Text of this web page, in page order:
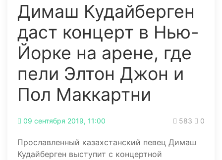
Димаш Кудайберген
даст концерт в Нью-
Йорке на арене, где
пели Элтон Джон и
Пол Маккартни
09 сентября 2019, 11:00 583 0
Прославленный казахстанский певец Димаш
Кудайберген выступит с концертной